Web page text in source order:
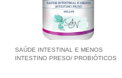
SAÚDE INTESTINAL E MENOS
INTESTINO PRESO/ PROBIÓTICOS